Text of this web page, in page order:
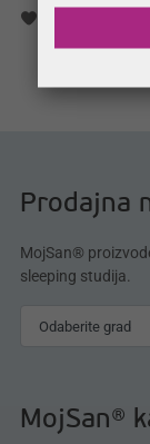
Prodajna
MojSan®
sleeping studija.
MojSan®